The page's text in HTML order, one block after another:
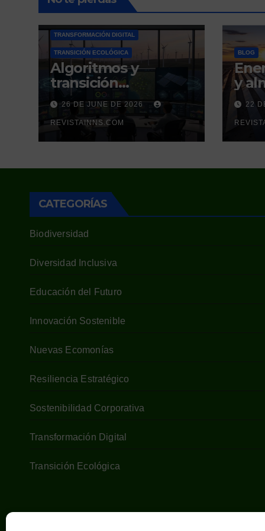
TRANSFORMACIÓN DIGITAL
TRANSICIÓN ECOLÓGICA
Algoritmos y
transición
energética: los
catalizadores
digitales de un
nuevo modelo
renovable y
26 DE JUNE DE 2026
REVISTAINNS.COM
BLOG
y
de
22
CATEGORÍAS
Biodiversidad
Diversidad Inclusiva
Educación del Futuro
Innovación Sostenible
Nuevas Ecomonías
Resiliencia Estratégico
Sostenibilidad Corporativa
Transformación Digital
Transición Ecológica